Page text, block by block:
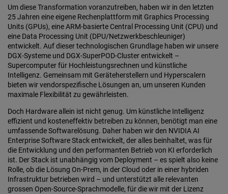
Um diese Transformation voranzutreiben, haben wir in den letzten
25 Jahren eine eigene Rechenplattform mit Graphics Processing
Units (GPUs), eine ARM-basierte Central Processing Unit (CPU) und
eine Data Processing Unit (DPU/Netzwerkbeschleuniger)
entwickelt. Auf dieser technologischen Grundlage haben wir unsere
DGX-Systeme und DGX-SuperPOD-Cluster entwickelt –
Supercomputer für Hochleistungsrechnen und künstliche
Intelligenz. Gemeinsam mit Geräteherstellern und Hyperscalern
bieten wir vendorspezifische Lösungen an, um unseren Kunden
maximale Flexibilität zu gewährleisten.
Doch Hardware allein ist nicht genug. Um künstliche Intelligenz
effizient und kosteneffektiv betreiben zu können, benötigt man eine
umfassende Softwarelösung. Daher haben wir den NVIDIA AI
Enterprise Software Stack entwickelt, der alles beinhaltet, was für
die Entwicklung und den performanten Betrieb von KI erforderlich
ist. Der Stack ist unabhängig vom Deployment – es spielt also keine
Rolle, ob die Lösung On-Prem, in der Cloud oder in einer hybriden
Infrastruktur betrieben wird – und unterstützt alle relevanten
grossen Open-Source-Sprachmodelle, für die wir mit der Lizenz